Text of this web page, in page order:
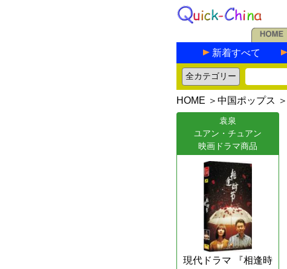
新着すべて
HOME ＞ 中国ポップス ＞
袁泉
ユアン・チュアン
映画ドラマ商品
現代ドラマ 『相逢時